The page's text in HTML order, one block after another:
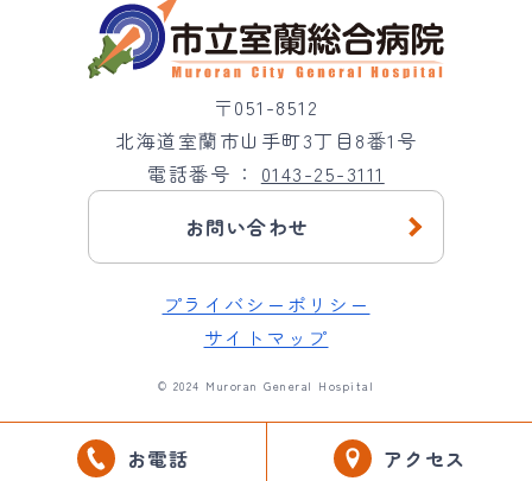
〒051-8512
北海道室蘭市山手町3丁目8番1号
電話番号
0143-25-3111
お問い合わせ
プライバシーポリシー
サイトマップ
© 2024 Muroran General Hospital
お電話 アクセス